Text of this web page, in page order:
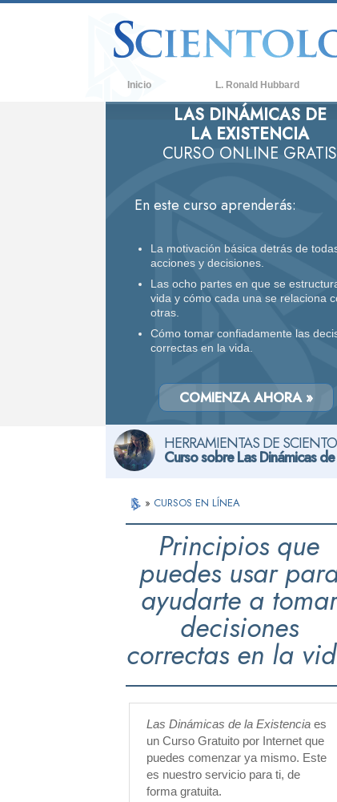
Inicio L. Ronald Hubbard
LAS DINÁMICAS DE
LA EXISTENCIA
CURSO ONLINE GRATIS
En este curso aprenderás:
La motivación básica detrás de
acciones y decisiones.
Las ocho partes en que se
vida y cómo cada una se relaciona
otras.
Cómo tomar confiadamente las
correctas en la vida.
COMIENZA AHORA »
HERRAMIENTAS DE
Curso sobre Las Dinámicas
» CURSOS EN LÍNEA
Principios que
puedes usar
ayudarte a tomar
decisiones
correctas en la
Las Dinámicas de la Existencia es
un Curso Gratuito por Internet que
puedes comenzar ya mismo. Este
es nuestro servicio para ti, de
forma gratuita.